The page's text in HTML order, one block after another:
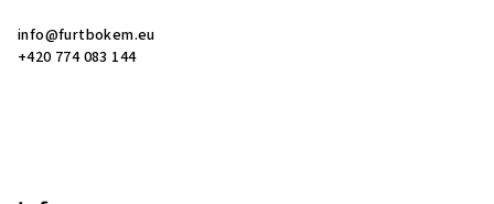
info@furtbokem.eu
+420 774 083 144